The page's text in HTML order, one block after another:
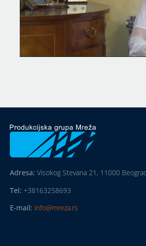
Adresa: Visokog Stevana 21, 11000
Tel: +38163258693
E-mail: info@mreza.rs